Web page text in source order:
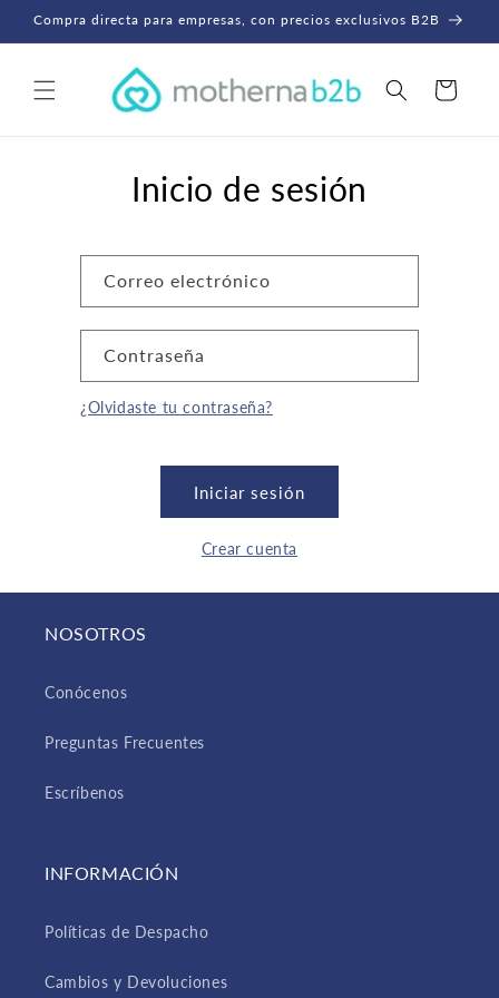
directamente
al contenido
Compra directa para empresas, con precios exclusivos B2B
Pedido
Inicio de sesión
Correo electrónico
Contraseña
¿Olvidaste tu contraseña?
Iniciar sesión
Crear cuenta
NOSOTROS
Conócenos
Preguntas Frecuentes
Escríbenos
INFORMACIÓN
Políticas de Despacho
Cambios y Devoluciones